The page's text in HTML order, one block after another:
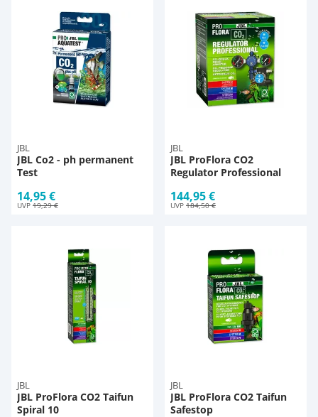
JBL
JBL Co2 - ph permanent
Test
14,95 €
UVP19,29 €
JBL
JBL ProFlora CO2
Regulator Professional
144,95 €
UVP 184,50 €
JBL
JBL ProFlora CO2 Taifun
Spiral 10
JBL
JBL ProFlora CO2 Taifun
Safestop